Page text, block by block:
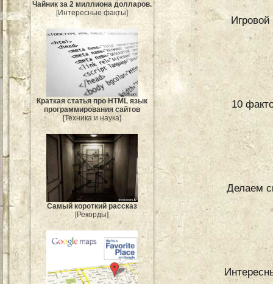
Чайник за 2 миллиона долларов.
[Интересные факты]
Краткая статья про HTML язык
программирования сайтов
[Техника и наука]
Самый короткий рассказ
[Рекорды]
10
Делаем